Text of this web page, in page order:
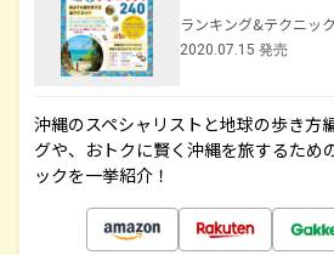
ランキング&テクニック
2020.07.15 発売
沖縄のスペシャリストと地球の歩き方
グや、おトクに賢く沖縄を旅するため
ックを一挙紹介！